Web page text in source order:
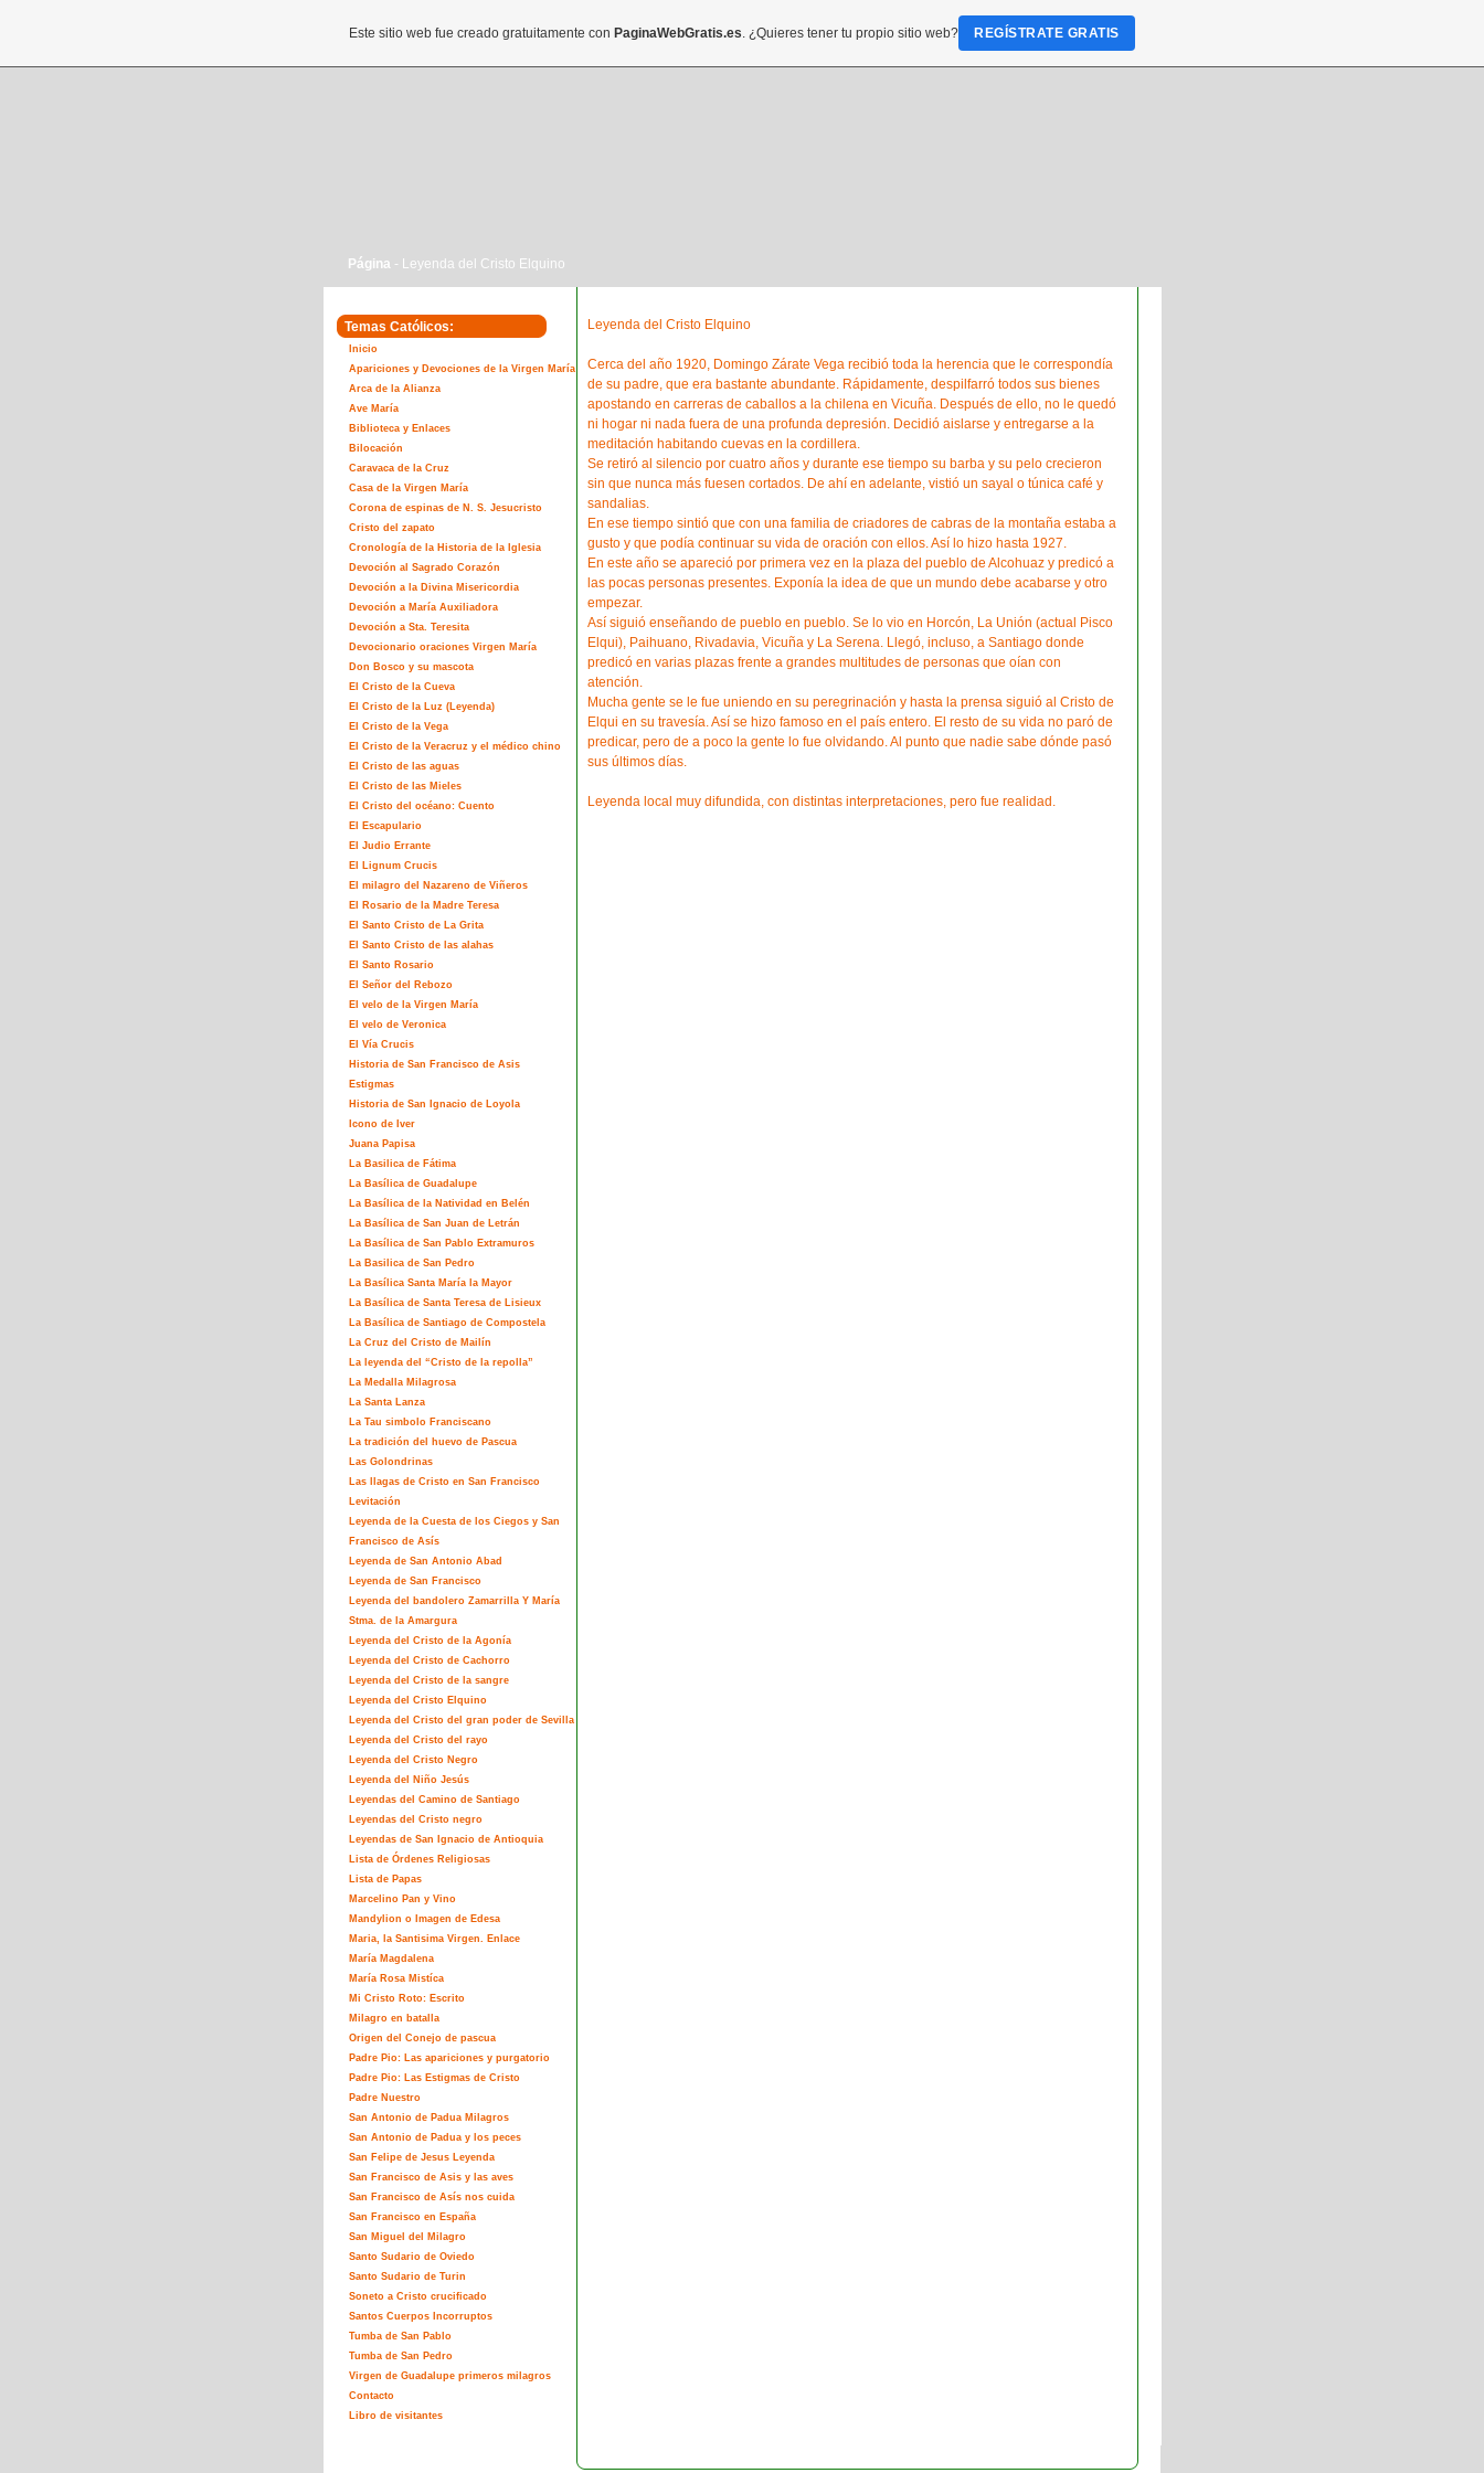
Página - Leyenda del Cristo Elquino
Temas Católicos:
Inicio
Apariciones y Devociones de la Virgen María
Arca de la Alianza
Ave María
Biblioteca y Enlaces
Bilocación
Caravaca de la Cruz
Casa de la Virgen María
Corona de espinas de N. S. Jesucristo
Cristo del zapato
Cronología de la Historia de la Iglesia
Devoción al Sagrado Corazón
Devoción a la Divina Misericordia
Devoción a María Auxiliadora
Devoción a Sta. Teresita
Devocionario oraciones Virgen María
Don Bosco y su mascota
El Cristo de la Cueva
El Cristo de la Luz (Leyenda)
El Cristo de la Vega
El Cristo de la Veracruz y el médico chino
El Cristo de las aguas
El Cristo de las Mieles
El Cristo del océano: Cuento
El Escapulario
El Judio Errante
El Lignum Crucis
El milagro del Nazareno de Viñeros
El Rosario de la Madre Teresa
El Santo Cristo de La Grita
El Santo Cristo de las alahas
El Santo Rosario
El Señor del Rebozo
El velo de la Virgen María
El velo de Veronica
El Vía Crucis
Historia de San Francisco de Asis
Estigmas
Historia de San Ignacio de Loyola
Icono de Iver
Juana Papisa
La Basilica de Fátima
La Basílica de Guadalupe
La Basílica de la Natividad en Belén
La Basílica de San Juan de Letrán
La Basílica de San Pablo Extramuros
La Basilica de San Pedro
La Basílica Santa María la Mayor
La Basílica de Santa Teresa de Lisieux
La Basílica de Santiago de Compostela
La Cruz del Cristo de Mailín
La leyenda del “Cristo de la repolla”
La Medalla Milagrosa
La Santa Lanza
La Tau simbolo Franciscano
La tradición del huevo de Pascua
Las Golondrinas
Las llagas de Cristo en San Francisco
Levitación
Leyenda de la Cuesta de los Ciegos y San
Francisco de Asís
Leyenda de San Antonio Abad
Leyenda de San Francisco
Leyenda del bandolero Zamarrilla Y María
Stma. de la Amargura
Leyenda del Cristo de la Agonía
Leyenda del Cristo de Cachorro
Leyenda del Cristo de la sangre
Leyenda del Cristo Elquino
Leyenda del Cristo del gran poder de Sevilla
Leyenda del Cristo del rayo
Leyenda del Cristo Negro
Leyenda del Niño Jesús
Leyendas del Camino de Santiago
Leyendas del Cristo negro
Leyendas de San Ignacio de Antioquia
Lista de Órdenes Religiosas
Lista de Papas
Marcelino Pan y Vino
Mandylion o Imagen de Edesa
Maria, la Santisima Virgen. Enlace
María Magdalena
María Rosa Mistíca
Mi Cristo Roto: Escrito
Milagro en batalla
Origen del Conejo de pascua
Padre Pio: Las apariciones y purgatorio
Padre Pio: Las Estigmas de Cristo
Padre Nuestro
San Antonio de Padua Milagros
San Antonio de Padua y los peces
San Felipe de Jesus Leyenda
San Francisco de Asis y las aves
San Francisco de Asís nos cuida
San Francisco en España
San Miguel del Milagro
Santo Sudario de Oviedo
Santo Sudario de Turin
Soneto a Cristo crucificado
Santos Cuerpos Incorruptos
Tumba de San Pablo
Tumba de San Pedro
Virgen de Guadalupe primeros milagros
Contacto
Libro de visitantes
Leyenda del Cristo Elquino
Cerca del año 1920, Domingo Zárate Vega recibió toda la herencia que le correspondía
de su padre, que era bastante abundante. Rápidamente, despilfarró todos sus bienes
apostando en carreras de caballos a la chilena en Vicuña. Después de ello, no le quedó
ni hogar ni nada fuera de una profunda depresión. Decidió aislarse y entregarse a la
meditación habitando cuevas en la cordillera.
Se retiró al silencio por cuatro años y durante ese tiempo su barba y su pelo crecieron
sin que nunca más fuesen cortados. De ahí en adelante, vistió un sayal o túnica café y
sandalias.
En ese tiempo sintió que con una familia de criadores de cabras de la montaña estaba a
gusto y que podía continuar su vida de oración con ellos. Así lo hizo hasta 1927.
En este año se apareció por primera vez en la plaza del pueblo de Alcohuaz y predicó a
las pocas personas presentes. Exponía la idea de que un mundo debe acabarse y otro
empezar.
Así siguió enseñando de pueblo en pueblo. Se lo vio en Horcón, La Unión (actual Pisco
Elqui), Paihuano, Rivadavia, Vicuña y La Serena. Llegó, incluso, a Santiago donde
predicó en varias plazas frente a grandes multitudes de personas que oían con
atención.
Mucha gente se le fue uniendo en su peregrinación y hasta la prensa siguió al Cristo de
Elqui en su travesía. Así se hizo famoso en el país entero. El resto de su vida no paró de
predicar, pero de a poco la gente lo fue olvidando. Al punto que nadie sabe dónde pasó
sus últimos días.
Leyenda local muy difundida, con distintas interpretaciones, pero fue realidad.
Este sitio web fue creado gratuitamente con PaginaWebGratis.es. ¿Quieres tener tu propio sitio web? REGÍSTRATE GRATIS